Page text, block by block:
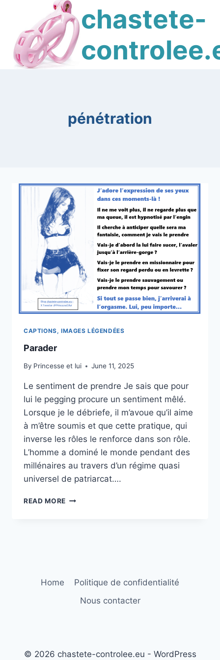
content
chastete-
pénétration
CAPTIONS, IMAGES LÉGENDÉES
Parader
By Princesse et lui June 11, 2025
Le sentiment de prendre Je sais que pour
lui le pegging procure un sentiment mêlé.
Lorsque je le débriefe, il m’avoue qu’il aime
à m’être soumis et que cette pratique, qui
inverse les rôles le renforce dans son rôle.
L’homme a dominé le monde pendant des
millénaires au travers d’un régime quasi
universel de patriarcat….
READ MORE PARADER
Home
Politique de confidentialité
Nous contacter
© 2026 chastete-controlee.eu - WordPress